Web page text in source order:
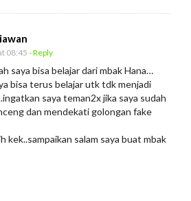
08:45 - Reply
saya bisa belajar dari mbak Hana…
bisa terus belajar utk tdk menjadi
saya teman2x jika saya sudah
dan mendekati golongan fake
kek..sampaikan salam saya buat mbak